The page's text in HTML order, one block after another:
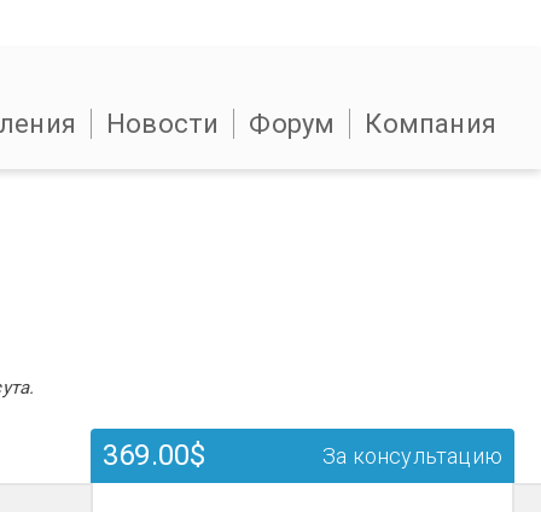
Новости Форум Компания
369.00$ За консультацию